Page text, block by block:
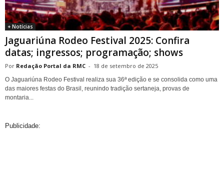
+ Notícias
Jaguariúna Rodeo Festival 2025: Confira
datas; ingressos; programação; shows
Redação Portal da RMC - 18 de setembro de 2025
O Jaguariúna Rodeo Festival realiza sua 36ª edição e se consolida como uma
das maiores festas do Brasil, reunindo tradição sertaneja, provas de
montaria...
Publicidade: